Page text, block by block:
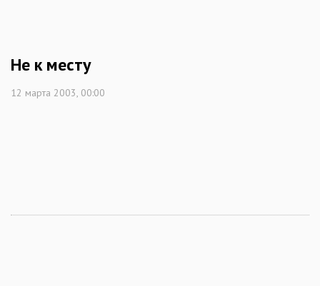
Не к месту
12 марта 2003, 00:00